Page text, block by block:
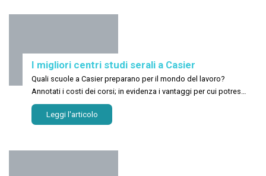
I migliori centri studi serali a Casier
Quali scuole a Casier preparano per il mondo del lavoro?
Annotati i costi dei corsi; in evidenza i vantaggi per cui potresti
decidere di iscriverti a un corso privato!
Leggi l'articolo